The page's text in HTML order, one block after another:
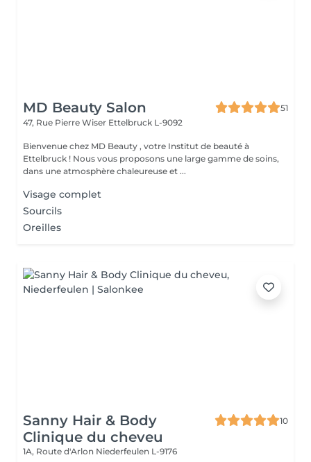
MD Beauty Salon
51
47, Rue Pierre Wiser Ettelbruck L-9092
Bienvenue chez MD Beauty , votre Institut de beauté à
Ettelbruck ! Nous vous proposons une large gamme de soins,
dans une atmosphère chaleureuse et ...
Visage complet
Sourcils
Oreilles
Sanny Hair & Body
Clinique du cheveu
10
1A, Route d'Arlon Niederfeulen L-9176